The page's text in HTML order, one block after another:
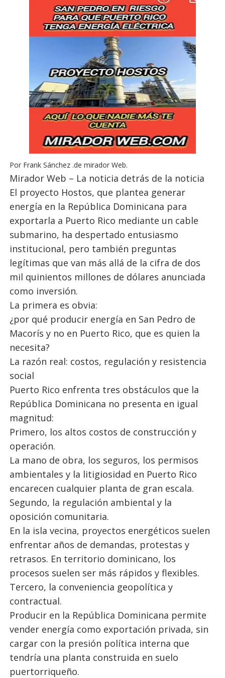
Por Frank Sánchez .de mirador Web.
Mirador Web – La noticia detrás de la noticia
El proyecto Hostos, que plantea generar
energía en la República Dominicana para
exportarla a Puerto Rico mediante un cable
submarino, ha despertado entusiasmo
institucional, pero también preguntas
legítimas que van más allá de la cifra de dos
mil quinientos millones de dólares anunciada
como inversión.
La primera es obvia:
¿por qué producir energía en San Pedro de
Macorís y no en Puerto Rico, que es quien la
necesita?
La razón real: costos, regulación y resistencia
social
Puerto Rico enfrenta tres obstáculos que la
República Dominicana no presenta en igual
magnitud:
Primero, los altos costos de construcción y
operación.
La mano de obra, los seguros, los permisos
ambientales y la litigiosidad en Puerto Rico
encarecen cualquier planta de gran escala.
Segundo, la regulación ambiental y la
oposición comunitaria.
En la isla vecina, proyectos energéticos suelen
enfrentar años de demandas, protestas y
retrasos. En territorio dominicano, los
procesos suelen ser más rápidos y flexibles.
Tercero, la conveniencia geopolítica y
contractual.
Producir en la República Dominicana permite
vender energía como exportación privada, sin
cargar con la presión política interna que
tendría una planta construida en suelo
puertorriqueño.